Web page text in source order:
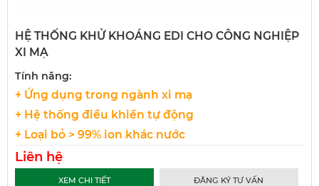
HỆ THỐNG KHỬ KHOÁNG EDI CHO CÔNG NGHIỆP
XI MẠ
Tính năng:
+ Ứng dụng trong ngành xi mạ
+ Hệ thống điều khiển tự động
+ Loại bỏ > 99% ion khác nước
Liên hệ
XEM CHI TIẾT ĐĂNG KÝ TƯ VẤN